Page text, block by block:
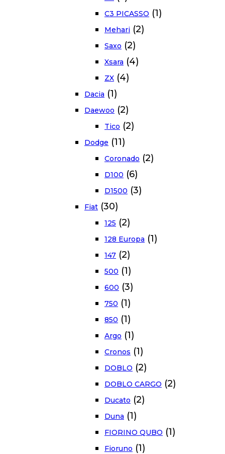
C3 PICASSO (1)
Mehari (2)
Saxo (2)
Xsara (4)
ZX (4)
Dacia (1)
Daewoo (2)
Tico (2)
Dodge (11)
Coronado (2)
D100 (6)
D1500 (3)
Fiat (30)
125 (2)
128 Europa (1)
147 (2)
500 (1)
600 (3)
750 (1)
850 (1)
Argo (1)
Cronos (1)
DOBLO (2)
DOBLO CARGO (2)
Ducato (2)
Duna (1)
FIORINO QUBO (1)
Fioruno (1)